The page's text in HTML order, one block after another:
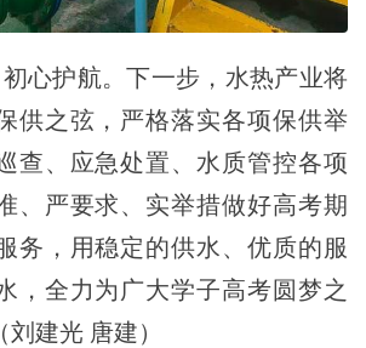
心护航。下一步，水热产业将
供之弦，严格落实各项保供举
查、应急处置、水质管控各项
、严要求、实举措做好高考期
务，用稳定的供水、优质的服
，全力为广大学子高考圆梦之
建光 唐建）